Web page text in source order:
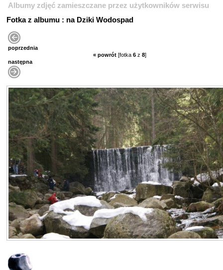
Albumy zdjęć zamieszczane przez użytkowników serwisu
Fotka z albumu : na Dziki Wodospad
poprzednia
« powrót [fotka 6 z 8]
następna